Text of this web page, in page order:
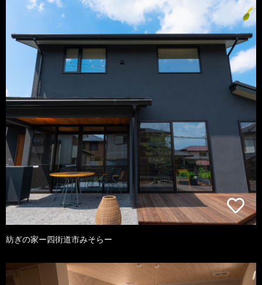
紡ぎの家ー四街道市みそらー